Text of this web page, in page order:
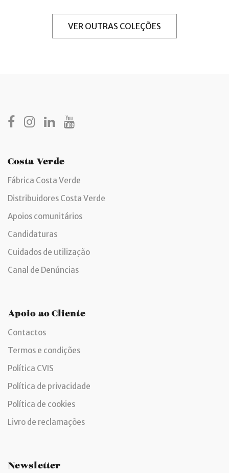
VER OUTRAS COLEÇÕES
Costa Verde
Fábrica Costa Verde
Distribuidores Costa Verde
Apoios comunitários
Candidaturas
Cuidados de utilização
Canal de Denúncias
Apoio ao Cliente
Contactos
Termos e condições
Política CVIS
Política de privacidade
Política de cookies
Livro de reclamações
Newsletter